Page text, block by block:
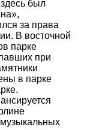
был
за права
В восточной
парке
при
в парке